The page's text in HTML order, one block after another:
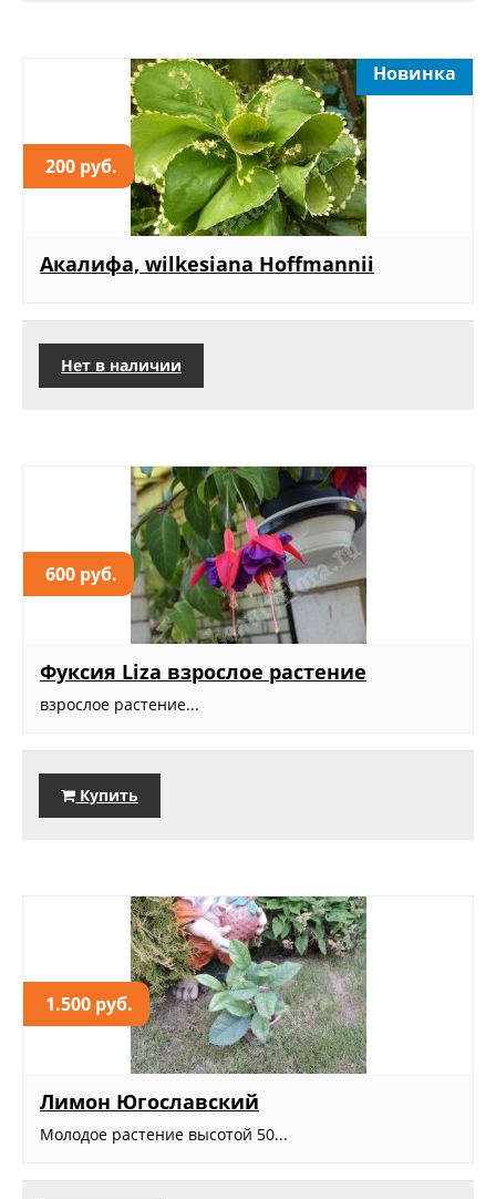
200 руб.
Новинка
Акалифа, wilkesiana Hoffmannii
Нет в наличии
600 руб.
Фуксия Liza взрослое растение
взрослое растение...
Купить
1.500 руб.
Лимон Югославский
Молодое растение высотой 50...